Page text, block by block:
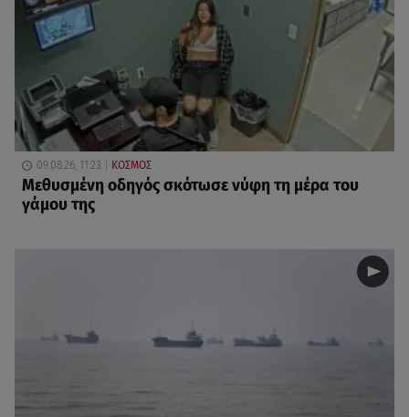
09.08.26, 11:23 ΚΟΣΜΟΣ
Μεθυσμένη οδηγός σκότωσε νύφη τη μέρα του
γάμου της